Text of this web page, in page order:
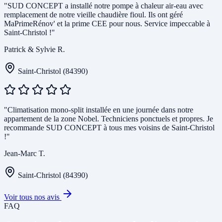
"SUD CONCEPT a installé notre pompe à chaleur air-eau avec
remplacement de notre vieille chaudière fioul. Ils ont géré
MaPrimeRénov' et la prime CEE pour nous. Service impeccable à
Saint-Christol !"
Patrick & Sylvie R.
Saint-Christol (84390)
"Climatisation mono-split installée en une journée dans notre
appartement de la zone Nobel. Techniciens ponctuels et propres. Je
recommande SUD CONCEPT à tous mes voisins de Saint-Christol
!"
Jean-Marc T.
Saint-Christol (84390)
Voir tous nos avis
FAQ